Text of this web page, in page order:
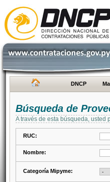
DNCP
Búsqueda de
A través de esta búsqueda, usted
RUC:
Nombre:
Categoría Mipyme: